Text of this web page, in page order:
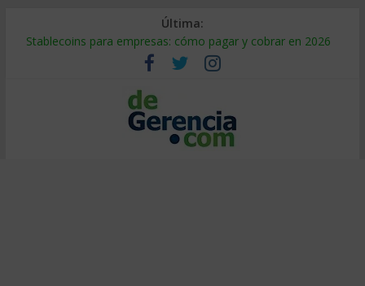
Última:
Stablecoins para empresas: cómo pagar y cobrar en 2026
Despido silencioso: qué es y por qué sale tan caro
IA en selección de personal: cómo auditarla a tiempo
Trabajo forzoso en la cadena de suministro: qué hacer
Mercado hispano de EE. UU.: cómo segmentarlo y venderle